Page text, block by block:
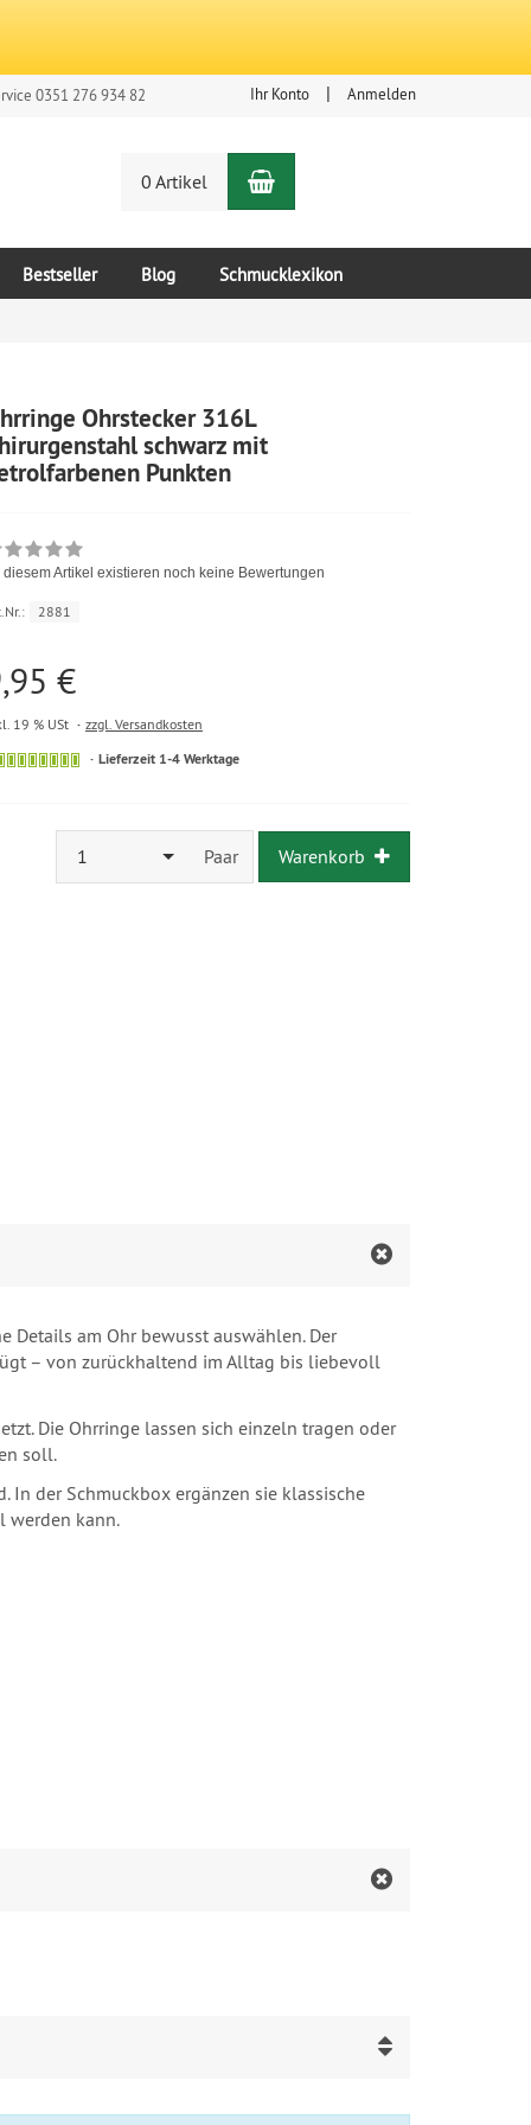
0351 276 934 82 Ihr Konto Anmelden
0 Artikel Warenkorb
Bestseller Blog Schmucklexikon
Ohrstecker 316L
schwarz mit
Punkten
diesem Artikel existieren noch keine Bewertungen
2881
€
19 % USt zzgl. Versandkosten
Lieferzeit 1-4 Werktage
1 Paar Warenkorb
Details am Ohr bewusst auswählen. Der
– von zurückhaltend im Alltag bis liebevoll
Die Ohrringe lassen sich einzeln tragen oder
soll.
der Schmuckbox ergänzen sie klassische
werden kann.